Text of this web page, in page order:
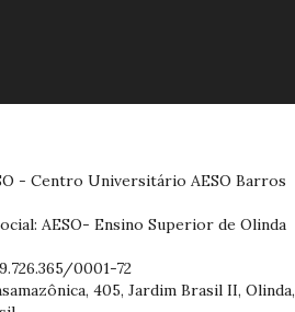
- Centro Universitário AESO Barros
AESO- Ensino Superior de Olinda
0001-72
405, Jardim Brasil II, Olinda,